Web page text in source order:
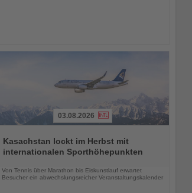
Sie
die
03.08.2026
Kasachstan lockt im Herbst mit
internationalen Sporthöhepunkten
Von Tennis über Marathon bis Eiskunstlauf erwartet
Besucher ein abwechslungsreicher Veranstaltungskalender